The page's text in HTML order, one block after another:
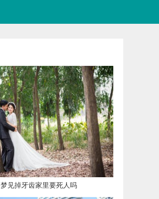
​梦见掉牙齿家里要死人吗